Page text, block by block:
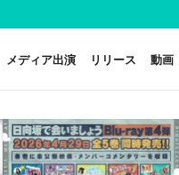
メディア出演 リリース 動画